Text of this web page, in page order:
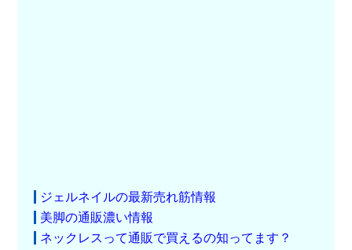
ジェルネイルの最新売れ筋情報
美脚の通販濃い情報
ネックレスって通販で買えるの知ってます？